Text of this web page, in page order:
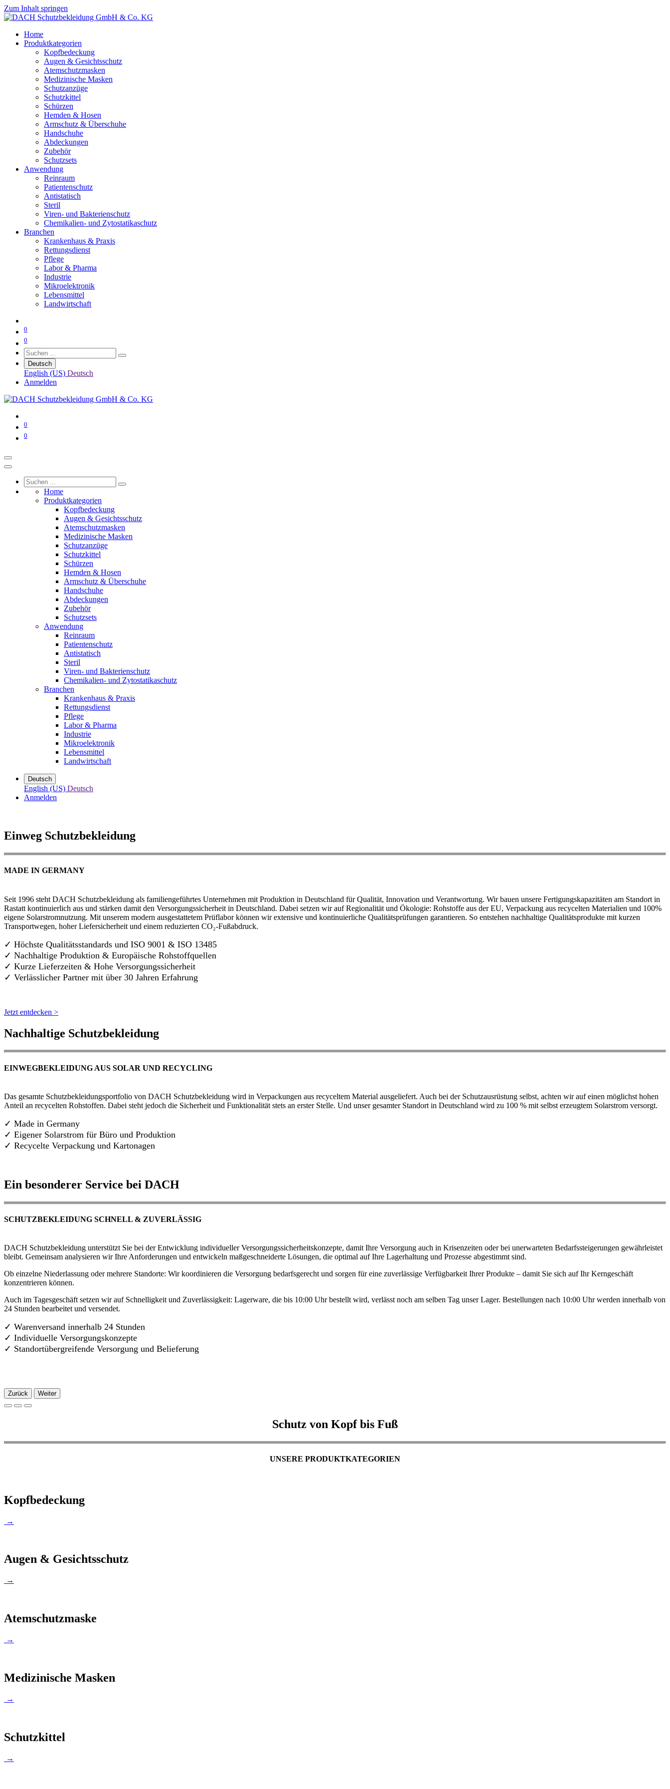
Zum Inhalt springen
Home
Produktkategorien
Kopfbedeckung
Augen & Gesichtsschutz
Atemschutzmasken
Medizinische Masken
Schutzanzüge
Schutzkittel
Schürzen
Hemden & Hosen
Armschutz & Überschuhe
Handschuhe
Abdeckungen
Zubehör
Schutzsets
Anwendung
Reinraum
Patientenschutz
Antistatisch
Steril
Viren- und Bakterienschutz
Chemikalien- und Zytostatikaschutz
Branchen
Krankenhaus & Praxis
Rettungsdienst
Pflege
Labor & Pharma
Industrie
Mikroelektronik
Lebensmittel
Landwirtschaft
0
0
Deutsch
English (US) Deutsch
Anmelden
0
0
Home
Produktkategorien
Kopfbedeckung
Augen & Gesichtsschutz
Atemschutzmasken
Medizinische Masken
Schutzanzüge
Schutzkittel
Schürzen
Hemden & Hosen
Armschutz & Überschuhe
Handschuhe
Abdeckungen
Zubehör
Schutzsets
Anwendung
Reinraum
Patientenschutz
Antistatisch
Steril
Viren- und Bakterienschutz
Chemikalien- und Zytostatikaschutz
Branchen
Krankenhaus & Praxis
Rettungsdienst
Pflege
Labor & Pharma
Industrie
Mikroelektronik
Lebensmittel
Landwirtschaft
Deutsch
English (US) Deutsch
Anmelden
Einweg Schutzbekleidung
MADE IN GERMANY
Seit 1996 steht DACH Schutzbekleidung als familiengeführtes Unternehmen mit Produktion in Deutschland für Qualität, Innovation und Verantwortung. Wir bauen unsere Fertigungskapazitäten am Standort in
Rastatt kontinuierlich aus und stärken damit den Versorgungssicherheit in Deutschland. Dabei setzen wir auf Regionalität und Ökologie: Rohstoffe aus der EU, Verpackung aus recycelten Materialien und 100%
eigene Solarstromnutzung. Mit unserem modern ausgestattetem Prüflabor können wir extensive und kontinuierliche Qualitätsprüfungen garantieren. So entstehen nachhaltige Qualitätsprodukte mit kurzen
Transportwegen, hoher Liefersicherheit und einem reduzierten CO₂-Fußabdruck.
✓ Höchste Qualitätsstandards und ISO 9001 & ISO 13485
✓ Nachhaltige Produktion & Europäische Rohstoffquellen
✓ Kurze Lieferzeiten & Hohe Versorgungssicherheit
✓ Verlässlicher Partner mit über 30 Jahren Erfahrung
Jetzt entdecken >
Nachhaltige Schutzbekleidung
EINWEGBEKLEIDUNG AUS SOLAR UND RECYCLING
Das gesamte Schutzbekleidungsportfolio von DACH Schutzbekleidung wird in Verpackungen aus recyceltem Material ausgeliefert. Auch bei der Schutzausrüstung selbst, achten wir auf einen möglichst hohen
Anteil an recycelten Rohstoffen. Dabei steht jedoch die Sicherheit und Funktionalität stets an erster Stelle. Und unser gesamter Standort in Deutschland wird zu 100 % mit selbst erzeugtem Solarstrom versorgt.
✓ Made in Germany
✓ Eigener Solarstrom für Büro und Produktion
✓ Recycelte Verpackung und Kartonagen
Ein besonderer Service bei DACH
SCHUTZBEKLEIDUNG SCHNELL & ZUVERLÄSSIG
DACH Schutzbekleidung unterstützt Sie bei der Entwicklung individueller Versorgungssicherheitskonzepte, damit Ihre Versorgung auch in Krisenzeiten oder bei unerwarteten Bedarfssteigerungen gewährleistet
bleibt. Gemeinsam analysieren wir Ihre Anforderungen und entwickeln maßgeschneiderte Lösungen, die optimal auf Ihre Lagerhaltung und Prozesse abgestimmt sind.
Ob einzelne Niederlassung oder mehrere Standorte: Wir koordinieren die Versorgung bedarfsgerecht und sorgen für eine zuverlässige Verfügbarkeit Ihrer Produkte – damit Sie sich auf Ihr Kerngeschäft
konzentrieren können.
Auch im Tagesgeschäft setzen wir auf Schnelligkeit und Zuverlässigkeit: Lagerware, die bis 10:00 Uhr bestellt wird, verlässt noch am selben Tag unser Lager. Bestellungen nach 10:00 Uhr werden innerhalb von
24 Stunden bearbeitet und versendet.
✓ Warenversand innerhalb 24 Stunden
✓ Individuelle Versorgungskonzepte
✓ Standortübergreifende Versorgung und Belieferung
Zurück Weiter
Schutz von Kopf bis Fuß
UNSERE PRODUKTKATEGORIEN
Kopfbedeckung
→
Augen & Gesichtsschutz
→
Atemschutzmaske
→
Medizinische Masken
→
Schutzkittel
→